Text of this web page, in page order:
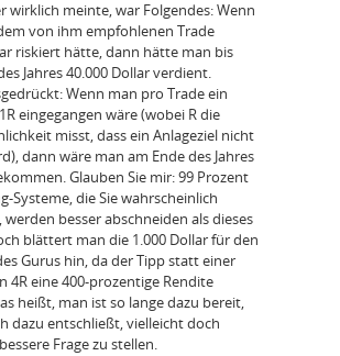
wirklich meinte, war Folgendes: Wenn
von ihm empfohlenen Trade
riskiert hätte, dann hätte man bis
Jahres 40.000 Dollar verdient.
Wenn man pro Trade ein
eingegangen wäre (wobei R die
misst, dass ein Anlageziel nicht
dann wäre man am Ende des Jahres
Glauben Sie mir: 99 Prozent
Systeme, die Sie wahrscheinlich
besser abschneiden als dieses
blättert man die 1.000 Dollar für den
Gurus hin, da der Tipp statt einer
4R eine 400-prozentige Rendite
heißt, man ist so lange dazu bereit,
dazu entschließt, vielleicht doch
Frage zu stellen.